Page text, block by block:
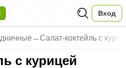
Вход
→ Салат-коктейль с
с курицей